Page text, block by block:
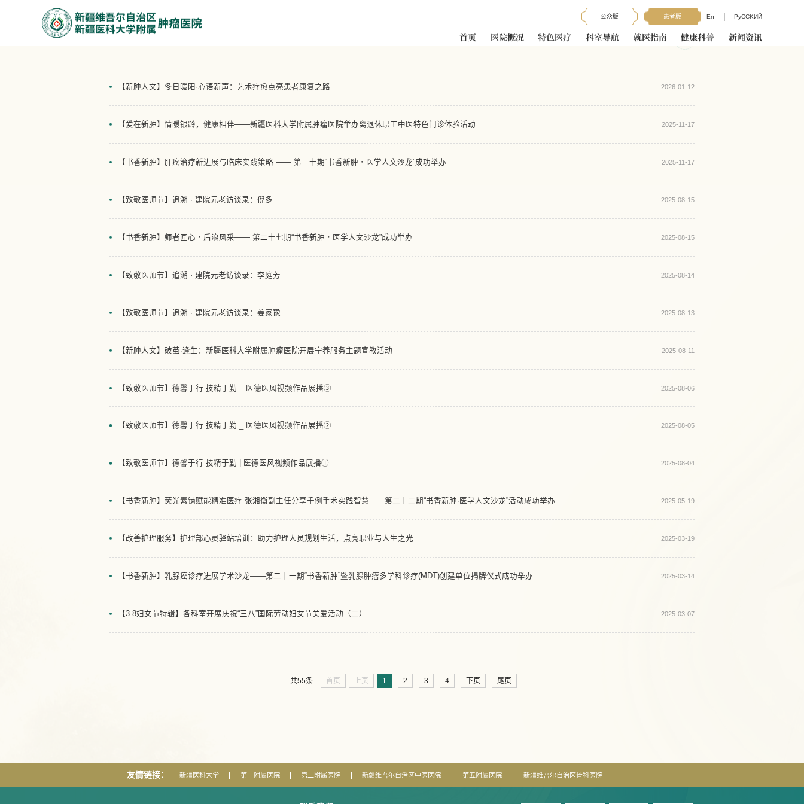
公众版 患者版 En | PyCCKИЙ
首页 医院概况 特色医疗 科室导航 就医指南 健康科普 新闻资讯
医学人文
【新肿人文】冬日暖阳·心语新声：艺术疗愈点亮患者康复之路 2026-01-12
【爱在新肿】情暖银龄，健康相伴——新疆医科大学附属肿瘤医院举办离退休职工中医特色门诊体验活动 2025-11-17
【书香新肿】肝癌治疗新进展与临床实践策略 —— 第三十期“书香新肿・医学人文沙龙”成功举办 2025-11-17
【致敬医师节】追溯 · 建院元老访谈录：倪多 2025-08-15
【书香新肿】师者匠心・后浪风采—— 第二十七期“书香新肿・医学人文沙龙”成功举办 2025-08-15
【致敬医师节】追溯 · 建院元老访谈录：李庭芳 2025-08-14
【致敬医师节】追溯 · 建院元老访谈录：姜家豫 2025-08-13
【新肿人文】破茧·逢生：新疆医科大学附属肿瘤医院开展宁养服务主题宣教活动 2025-08-11
【致敬医师节】德馨于行 技精于勤 _ 医德医风视频作品展播③ 2025-08-06
【致敬医师节】德馨于行 技精于勤 _ 医德医风视频作品展播② 2025-08-05
【致敬医师节】德馨于行 技精于勤 | 医德医风视频作品展播① 2025-08-04
【书香新肿】荧光素钠赋能精准医疗 张湘衡副主任分享千例手术实践智慧——第二十二期“书香新肿·医学人文沙龙”活动成功举办 2025-05-19
【改善护理服务】护理部心灵驿站培训：助力护理人员规划生活，点亮职业与人生之光 2025-03-19
【书香新肿】乳腺癌诊疗进展学术沙龙——第二十一期“书香新肿”暨乳腺肿瘤多学科诊疗(MDT)创建单位揭牌仪式成功举办 2025-03-14
【3.8妇女节特辑】各科室开展庆祝“三八”国际劳动妇女节关爱活动（二） 2025-03-07
共55条 首页 上页 1 2 3 4 下页 尾页
友情链接： 新疆医科大学 第一附属医院 第二附属医院 新疆维吾尔自治区中医医院 第五附属医院 新疆维吾尔自治区骨科医院